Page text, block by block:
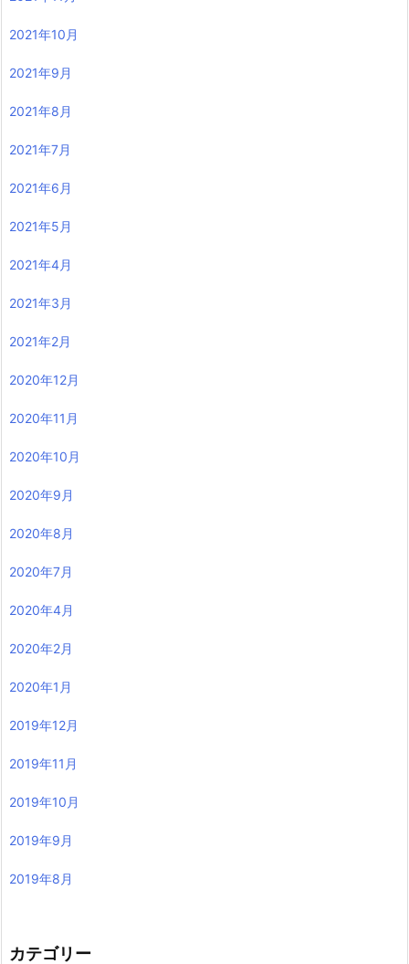
2021年10月
2021年9月
2021年8月
2021年7月
2021年6月
2021年5月
2021年4月
2021年3月
2021年2月
2020年12月
2020年11月
2020年10月
2020年9月
2020年8月
2020年7月
2020年4月
2020年2月
2020年1月
2019年12月
2019年11月
2019年10月
2019年9月
2019年8月
カテゴリー